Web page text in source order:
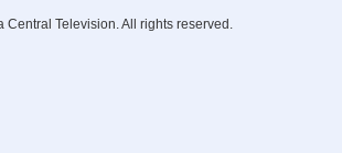
Television. All rights reserved.